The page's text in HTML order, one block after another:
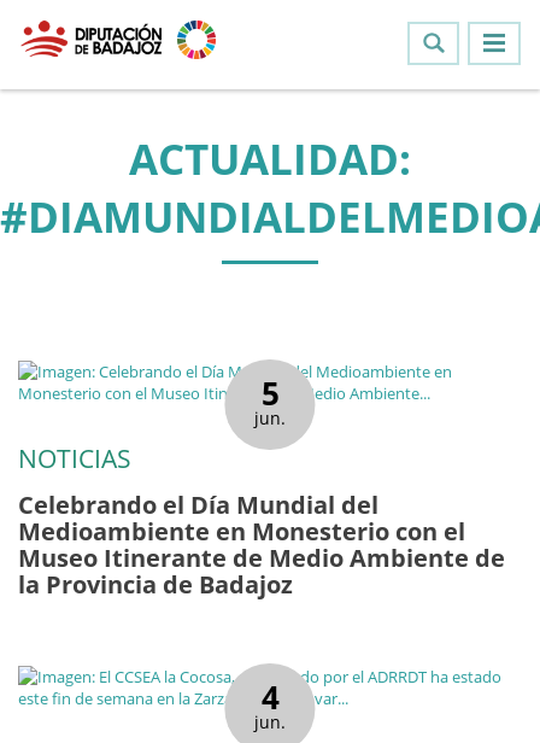
ACTUALIDAD:
5
jun.
NOTICIAS
Celebrando el Día Mundial del
Medioambiente en Monesterio con el
Museo Itinerante de Medio Ambiente de
la Provincia de Badajoz
4
jun.